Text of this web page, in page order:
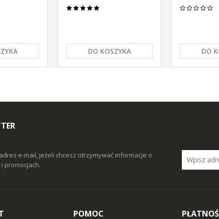
DO KOSZYKA DO
e-mail, jeżeli chcesz otrzymywać informacje o
promocjach.
POMOC